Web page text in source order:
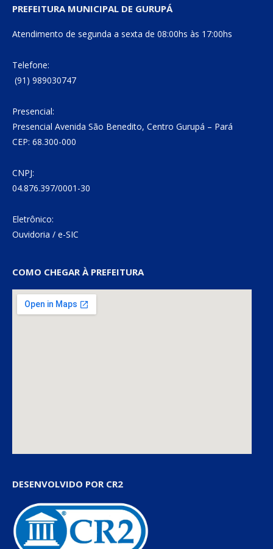
PREFEITURA MUNICIPAL DE GURUPÁ
Atendimento de segunda a sexta de 08:00hs às 17:00hs
Telefone:
(91) 989030747
Presencial:
Presencial Avenida São Benedito, Centro Gurupá – Pará
CEP: 68.300-000
CNPJ:
04.876.397/0001-30
Eletrônico:
Ouvidoria / e-SIC
COMO CHEGAR À PREFEITURA
DESENVOLVIDO POR CR2